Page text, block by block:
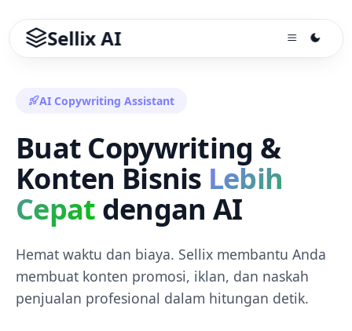
Sellix AI
AI Copywriting Assistant
Buat Copywriting &
Konten Bisnis Lebih
Cepat dengan AI
Hemat waktu dan biaya. Sellix membantu Anda
membuat konten promosi, iklan, dan naskah
penjualan profesional dalam hitungan detik.